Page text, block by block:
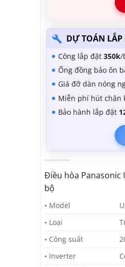
DỰ TOÁN
Công lắp đặt350k/
Ống đồng bảo ôn
Giá đỡ dàn nóng
Miễn phí hút chân
Bảo hành lắp đặt
Điều hòa Panasonic
bộ
• Model
• Loại
• Công suất
• Inverter